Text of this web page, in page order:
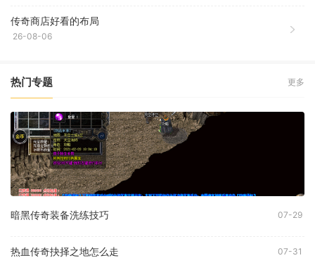
传奇商店好看的布局
26-08-06
热门专题 更多
暗黑传奇装备洗练技巧 07-29
热血传奇抉择之地怎么走 07-31